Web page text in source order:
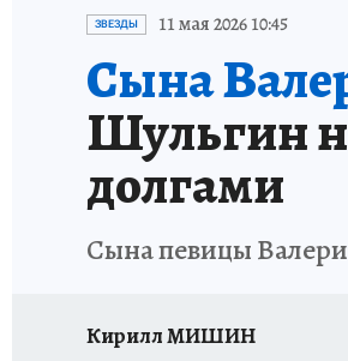
ИСПЫТАНО НА
ЗВЕЗДЫ 11 мая 2026 10:45
Сына
Шульгин
долгами
Сына певицы
Кирилл МИШИН